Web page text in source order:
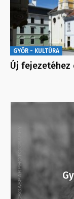
GYŐR - KULTÚRA
Új fejezetéhez